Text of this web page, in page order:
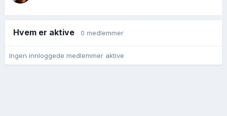
Hvem er aktive 0 medlemmer
Ingen innloggede medlemmer aktive